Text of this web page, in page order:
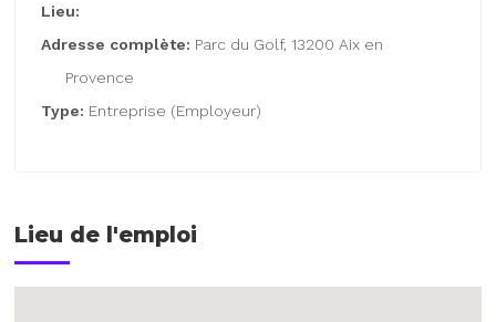
Lieu:
Adresse complète: Parc du Golf, 13200 Aix en
Provence
Type: Entreprise (Employeur)
Lieu de l'emploi